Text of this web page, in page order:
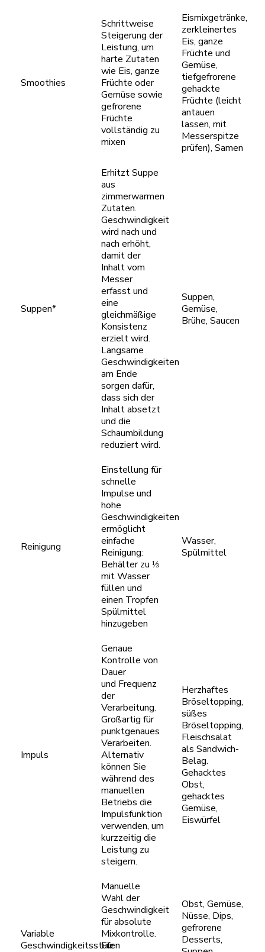
Smoothies
Schrittweise
Steigerung der
Leistung, um
harte Zutaten
wie Eis, ganze
Früchte oder
Gemüse sowie
gefrorene
Früchte
vollständig zu
mixen
Eismixgetränke,
zerkleinertes
Eis, ganze
Früchte und
Gemüse,
tiefgefrorene
gehackte
Früchte (leicht
antauen
lassen, mit
Messerspitze
prüfen), Samen
Suppen*
Erhitzt Suppe
aus
zimmerwarmen
Zutaten.
Geschwindigkeit
wird nach und
nach erhöht,
damit der
Inhalt vom
Messer
erfasst und
eine
gleichmäßige
Konsistenz
erzielt wird.
Langsame
Geschwindigkeiten
am Ende
sorgen dafür,
dass sich der
Inhalt absetzt
und die
Schaumbildung
reduziert wird.
Suppen,
Gemüse,
Brühe, Saucen
Reinigung
Einstellung für
schnelle
Impulse und
hohe
Geschwindigkeiten
ermöglicht
einfache
Reinigung:
Behälter zu ⅓
mit Wasser
füllen und
einen Tropfen
Spülmittel
hinzugeben
Wasser,
Spülmittel
Impuls
Genaue
Kontrolle von
Dauer
und Frequenz
der
Verarbeitung.
Großartig für
punktgenaues
Verarbeiten.
Alternativ
können Sie
während des
manuellen
Betriebs die
Impulsfunktion
verwenden, um
kurzzeitig die
Leistung zu
steigern.
Herzhaftes
Bröseltopping,
süßes
Bröseltopping,
Fleischsalat
als Sandwich-
Belag.
Gehacktes
Obst,
gehacktes
Gemüse,
Eiswürfel
Variable
Geschwindigkeitsstufen
Manuelle
Wahl der
Geschwindigkeit
für absolute
Mixkontrolle.
Für
Obst, Gemüse,
Nüsse, Dips,
gefrorene
Desserts,